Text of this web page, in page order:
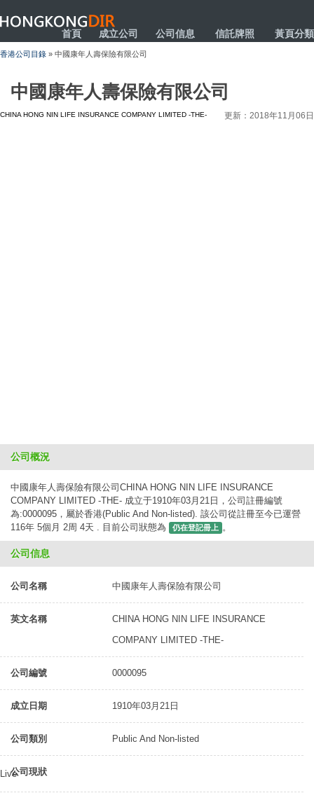
HONGKONGDIR
首頁 成立公司 公司信息 信託牌照 黃頁分類
香港公司目錄 » 中國康年人壽保險有限公司
中國康年人壽保險有限公司
CHINA HONG NIN LIFE INSURANCE COMPANY LIMITED -THE- 更新：2018年11月06日
公司概況
中國康年人壽保險有限公司CHINA HONG NIN LIFE INSURANCE
COMPANY LIMITED -THE- 成立于1910年03月21日，公司註冊編號
為:0000095，屬於香港(Public And Non-listed). 該公司從註冊至今已運營
116年 5個月 2周 4天 . 目前公司狀態為
仍在登記冊上 。
公司信息
公司名稱 中國康年人壽保險有限公司
英文名稱
CHINA HONG NIN LIFE INSURANCE
COMPANY LIMITED -THE-
公司編號 0000095
成立日期 1910年03月21日
公司類別 Public And Non-listed
公司現狀
Live